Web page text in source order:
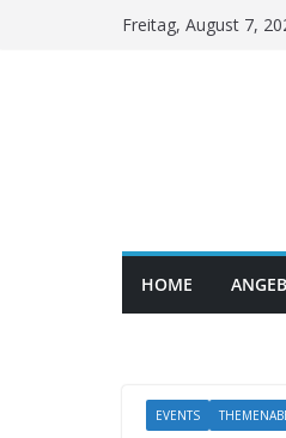
Freitag, August 7,
HOME
EVENTS